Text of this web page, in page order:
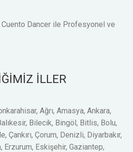
Cuento Dancer ile Profesyonel ve
İLLER
Ağrı, Amasya, Ankara,
Bilecik, Bingöl, Bitlis, Bolu,
Çankırı, Çorum, Denizli, Diyarbakır,
Erzurum, Eskişehir, Gaziantep,